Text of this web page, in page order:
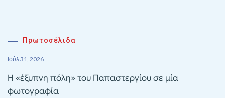
Πρωτοσέλιδα
Ιούλ 31, 2026
Η «έξυπνη πόλη» του Παπαστεργίου σε μία
φωτογραφία